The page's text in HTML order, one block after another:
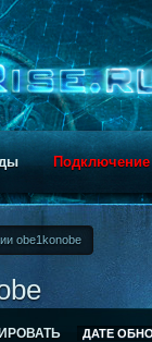
Подключение
obe1konobe
ДАТЕ